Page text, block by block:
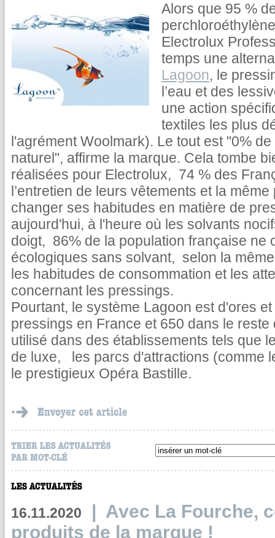
Alors que 95 %
Electrolux
temps une
Lagoon, le
l’eau et des
une action
textiles les plus
l'agrément Woolmark). Le tout est "0%
naturel", affirme la marque. Cela tombe
réalisées pour Electrolux, 74 % des
l’entretien de leurs vêtements et la
changer ses habitudes en matière de
aujourd'hui, à l'heure où les solvants
doigt, 86% de la population française ne
écologiques sans solvant, selon la
les habitudes de consommation et les
concernant les pressings.
Pourtant, le système Lagoon est d'ores
pressings en France et 650 dans le
utilisé dans des établissements tels que
de luxe, les parcs d'attractions (comme
le prestigieux Opéra Bastille.
16.11.2020 | Avec La Fourche,
produits de la marque !